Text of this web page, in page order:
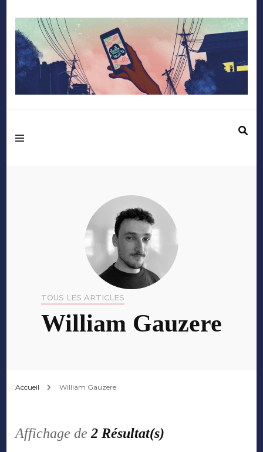
Mediafactory – Le
SciencesCom
TOUS LES ARTICLES
William Gauzere
Accueil William Gauzere
Affichage de2 Résultat(s)